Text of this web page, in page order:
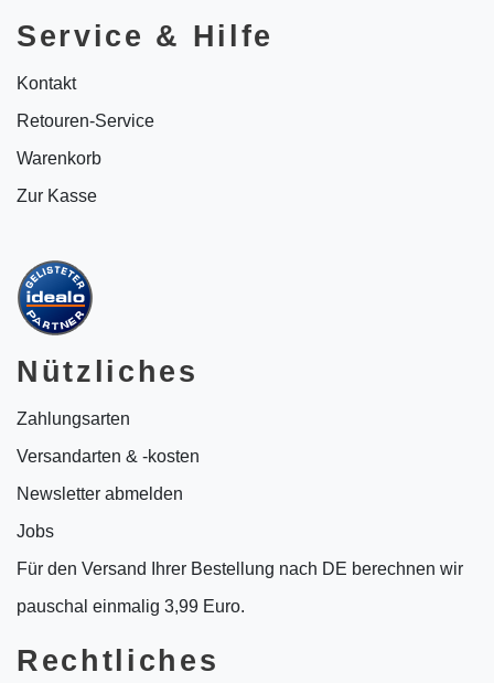
Service & Hilfe
Kontakt
Retouren-Service
Warenkorb
Zur Kasse
Nützliches
Zahlungsarten
Versandarten & -kosten
Newsletter abmelden
Jobs
Für den Versand Ihrer Bestellung nach DE berechnen wir
pauschal einmalig 3,99 Euro.
Rechtliches